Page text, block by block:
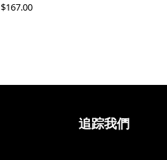
$167.00
追踪我們